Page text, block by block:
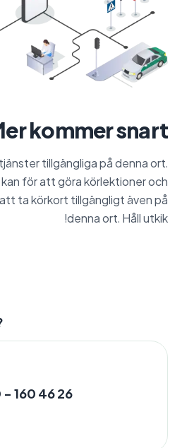
kommer snart
tillgängliga på denna ort.
för att göra körlektioner och
ta körkort tillgängligt även på
denna ort. Håll utkik!
160 46 26